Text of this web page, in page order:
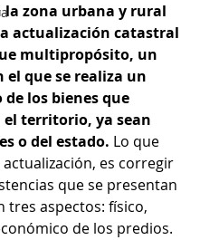
la zona urbana y rural
actualización catastral
multipropósito, un
el que se realiza un
los bienes que
el territorio, ya sean
o del estado. Lo que
es corregir
que se presentan
tres aspectos: físico,
de los predios.